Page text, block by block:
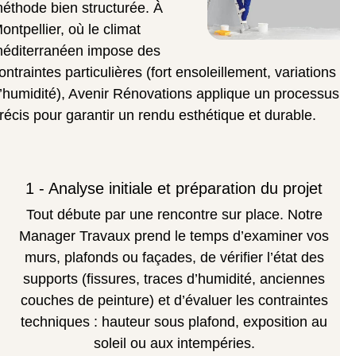
bien structurée. À
où le climat
impose des
particulières (fort ensoleillement, variations
Avenir Rénovations applique un processus
pour garantir un rendu esthétique et durable.
1 - Analyse initiale et préparation du projet
Tout débute par une rencontre sur place. Notre
Manager Travaux prend le temps d’examiner vos
murs, plafonds ou façades, de vérifier l’état des
supports (fissures, traces d’humidité, anciennes
couches de peinture) et d’évaluer les contraintes
techniques : hauteur sous plafond, exposition au
soleil ou aux intempéries.